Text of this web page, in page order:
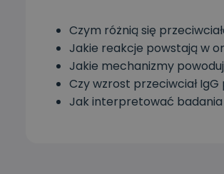
Czym różnią się
Jakie reakcje powstają w
Jakie mechanizmy
Czy wzrost przeciwciał
Jak interpretować badania